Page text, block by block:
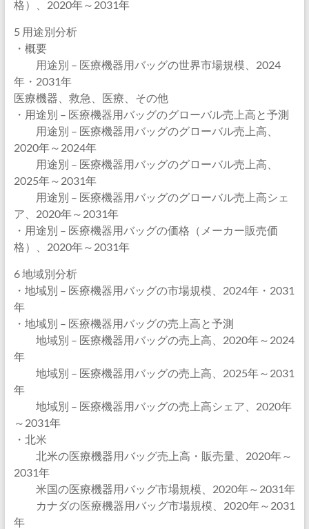
格）、2020年～2031年
5 用途別分析
・概要
用途別 – 医療機器用バッグの世界市場規模、2024
年・2031年
医療機器、救急、医療、その他
・用途別 – 医療機器用バッグのグローバル売上高と予測
用途別 – 医療機器用バッグのグローバル売上高、
2020年～2024年
用途別 – 医療機器用バッグのグローバル売上高、
2025年～2031年
用途別 – 医療機器用バッグのグローバル売上高シェ
ア、2020年～2031年
・用途別 – 医療機器用バッグの価格（メーカー販売価
格）、2020年～2031年
6 地域別分析
・地域別 – 医療機器用バッグの市場規模、2024年・2031
年
・地域別 – 医療機器用バッグの売上高と予測
地域別 – 医療機器用バッグの売上高、2020年～2024
年
地域別 – 医療機器用バッグの売上高、2025年～2031
年
地域別 – 医療機器用バッグの売上高シェア、2020年
～2031年
・北米
北米の医療機器用バッグ売上高・販売量、2020年～
2031年
米国の医療機器用バッグ市場規模、2020年～2031年
カナダの医療機器用バッグ市場規模、2020年～2031
年